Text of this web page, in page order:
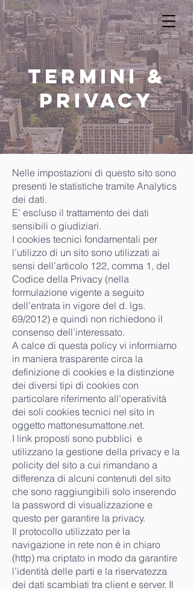
Termini &
privacy
Nelle impostazioni di questo sito sono
presenti le statistiche tramite Analytics
dei dati.
E’ escluso il trattamento dei dati
sensibili o giudiziari.
I cookies tecnici fondamentali per
l’utilizzo di un sito sono utilizzati ai
sensi dell’articolo 122, comma 1, del
Codice della Privacy (nella
formulazione vigente a seguito
dell’entrata in vigore del d. lgs.
69/2012) e quindi non richiedono il
consenso dell’interessato.
A calce di questa policy vi informiamo
in maniera trasparente circa la
definizione di cookies e la distinzione
dei diversi tipi di cookies con
particolare riferimento all’operatività
dei soli cookies tecnici nel sito in
oggetto mattonesumattone.net.
I link proposti sono pubblici e
utilizzano la gestione della privacy e la
policity del sito a cui rimandano a
differenza di alcuni contenuti del sito
che sono raggiungibili solo inserendo
la password di visualizzazione e
questo per garantire la privacy.
Il protocollo utilizzato per la
navigazione in rete non é in chiaro
(http) ma criptato in modo da garantire
l’identità delle parti e la riservatezza
dei dati scambiati tra client e server. Il